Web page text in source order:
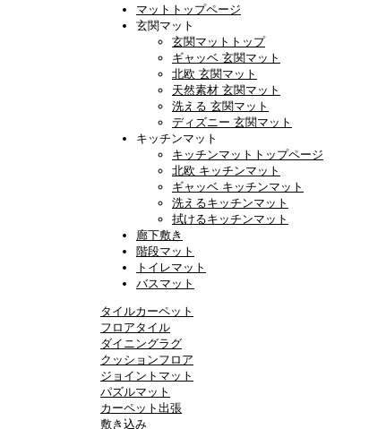
マットトップページ
玄関マット
玄関マットトップ
ギャッベ 玄関マット
北欧 玄関マット
天然素材 玄関マット
洗える 玄関マット
ディズニー 玄関マット
キッチンマット
キッチンマットトップページ
北欧 キッチンマット
ギャッベ キッチンマット
洗えるキッチンマット
拭けるキッチンマット
廊下敷き
階段マット
トイレマット
バスマット
タイルカーペット
フロアタイル
ダイニングラグ
クッションフロア
ジョイントマット
パズルマット
カーペット出張
敷き込み